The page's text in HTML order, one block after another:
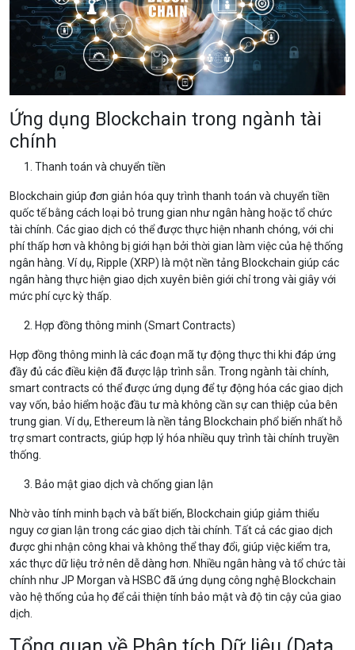
Ứng dụng Blockchain trong ngành tài
chính
Thanh toán và chuyển tiền
Blockchain giúp đơn giản hóa quy trình thanh toán và chuyển tiền
quốc tế bằng cách loại bỏ trung gian như ngân hàng hoặc tổ chức
tài chính. Các giao dịch có thể được thực hiện nhanh chóng, với chi
phí thấp hơn và không bị giới hạn bởi thời gian làm việc của hệ thống
ngân hàng. Ví dụ, Ripple (XRP) là một nền tảng Blockchain giúp các
ngân hàng thực hiện giao dịch xuyên biên giới chỉ trong vài giây với
mức phí cực kỳ thấp.
Hợp đồng thông minh (Smart Contracts)
Hợp đồng thông minh là các đoạn mã tự động thực thi khi đáp ứng
đầy đủ các điều kiện đã được lập trình sẵn. Trong ngành tài chính,
smart contracts có thể được ứng dụng để tự động hóa các giao dịch
vay vốn, bảo hiểm hoặc đầu tư mà không cần sự can thiệp của bên
trung gian. Ví dụ, Ethereum là nền tảng Blockchain phổ biến nhất hỗ
trợ smart contracts, giúp hợp lý hóa nhiều quy trình tài chính truyền
thống.
Bảo mật giao dịch và chống gian lận
Nhờ vào tính minh bạch và bất biến, Blockchain giúp giảm thiểu
nguy cơ gian lận trong các giao dịch tài chính. Tất cả các giao dịch
được ghi nhận công khai và không thể thay đổi, giúp việc kiểm tra,
xác thực dữ liệu trở nên dễ dàng hơn. Nhiều ngân hàng và tổ chức tài
chính như JP Morgan và HSBC đã ứng dụng công nghệ Blockchain
vào hệ thống của họ để cải thiện tính bảo mật và độ tin cậy của giao
dịch.